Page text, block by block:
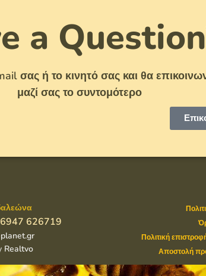
a
σας ή το κινητό σας και θα
μαζί σας το συντομότερο
6947 626719
Realtvo
Πολιτική
Αποστολή